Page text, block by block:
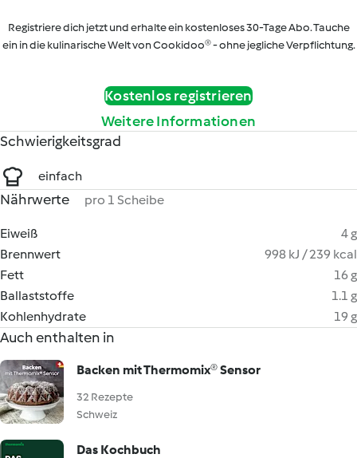
Registriere dich jetzt und erhalte ein kostenloses 30-Tage Abo. Tauche
ein in die kulinarische Welt von Cookidoo® - ohne jegliche Verpflichtung.
Kostenlos registrieren
Weitere Informationen
Schwierigkeitsgrad
einfach
Nährwerte pro 1 Scheibe
Eiweiß
4 g
Brennwert
998 kJ / 239 kcal
Fett
16 g
Ballaststoffe
1.1 g
Kohlenhydrate
19 g
Auch enthalten in
Backen mit Thermomix® Sensor
32 Rezepte
Schweiz
Das Kochbuch